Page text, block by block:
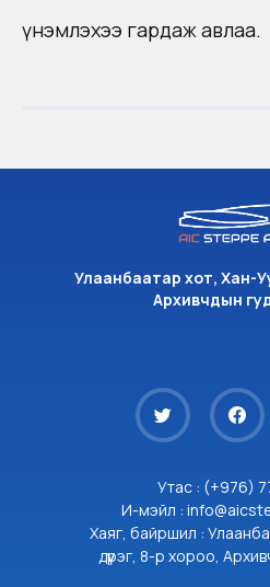
үнэмлэхээ гардаж авлаа.
Улаанбаатар хот, Хан-
Архивчдын
Утас : (+976)
И-мэйл :
Хаяг, байршил :
дүүрэг, 8-р хороо,